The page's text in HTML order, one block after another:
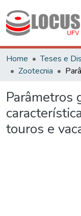
Home Teses e
Zootecnia
Parâmetros
touros e